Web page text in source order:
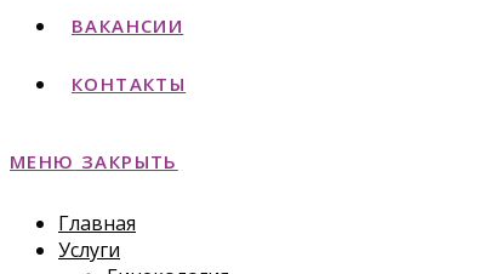
ВАКАНСИИ
КОНТАКТЫ
МЕНЮ ЗАКРЫТЬ
Главная
Услуги